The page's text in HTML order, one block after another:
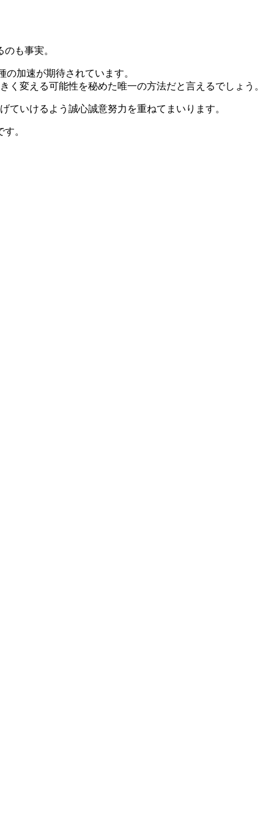
も事実。
加速が期待されています。
変える可能性を秘めた唯一の方法だと言えるでしょう。
ていけるよう誠心誠意努力を重ねてまいります。
。